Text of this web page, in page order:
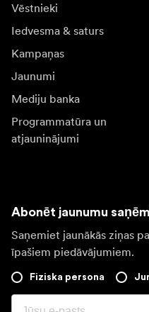
Vēstnieki
Iedvesma & saturs
Kampaņas
Jaunumi
Mediju banka
Programmatūra un
atjauninājumi
Abonēt jaunumu
Saņemiet jaunākās ziņas
īpašiem piedāvājumiem.
Fiziska persona